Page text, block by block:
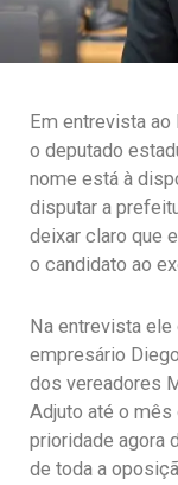
Em entrevista ao
o deputado
nome está à
disputar a
deixar claro que
o candidato ao
Na entrevista
empresário
dos vereadores
Adjuto até o mês
prioridade agora
de toda a